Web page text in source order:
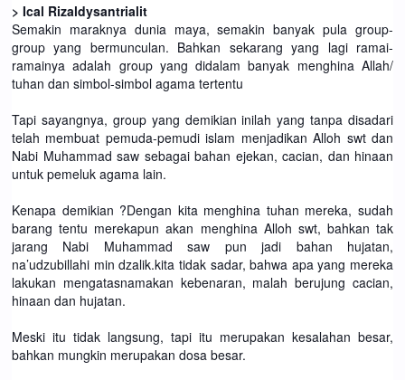
> Ical Rizaldysantrialit
Semakin maraknya dunia maya, semakin banyak pula group-
group yang bermunculan. Bahkan sekarang yang lagi ramai-
ramainya adalah group yang didalam banyak menghina Allah/
tuhan dan simbol-simbol agama tertentu
Tapi sayangnya, group yang demikian inilah yang tanpa disadari
telah membuat pemuda-pemudi islam menjadikan Alloh swt dan
Nabi Muhammad saw sebagai bahan ejekan, cacian, dan hinaan
untuk pemeluk agama lain.
Kenapa demikian ?Dengan kita menghina tuhan mereka, sudah
barang tentu merekapun akan menghina Alloh swt, bahkan tak
jarang Nabi Muhammad saw pun jadi bahan hujatan,
na’udzubillahi min dzalik.kita tidak sadar, bahwa apa yang mereka
lakukan mengatasnamakan kebenaran, malah berujung cacian,
hinaan dan hujatan.
Meski itu tidak langsung, tapi itu merupakan kesalahan besar,
bahkan mungkin merupakan dosa besar.